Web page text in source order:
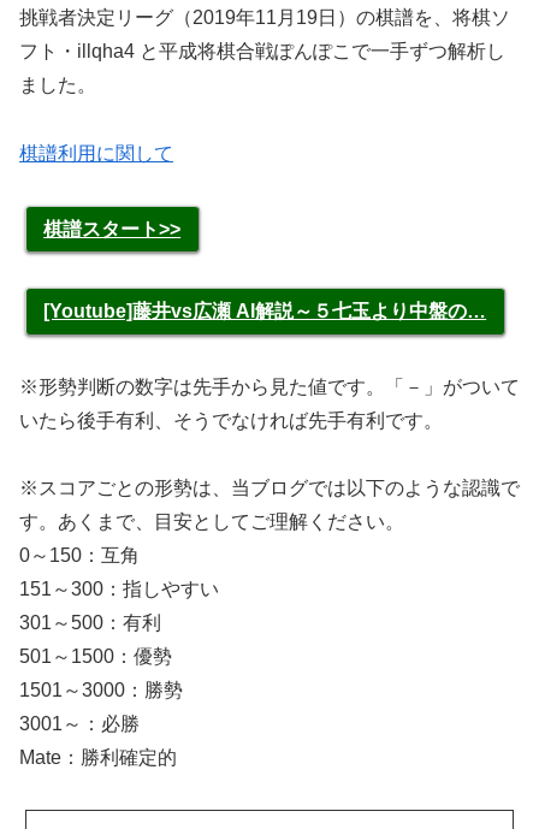
挑戦者決定リーグ（2019年11月19日）の棋譜を、将棋ソ
フト・illqha4 と平成将棋合戦ぽんぽこで一手ずつ解析し
ました。
棋譜利用に関して
棋譜スタート>>
[Youtube]藤井vs広瀬 AI解説～５七玉より中盤の…
※形勢判断の数字は先手から見た値です。「－」がついて
いたら後手有利、そうでなければ先手有利です。
※スコアごとの形勢は、当ブログでは以下のような認識で
す。あくまで、目安としてご理解ください。
0～150：互角
151～300：指しやすい
301～500：有利
501～1500：優勢
1501～3000：勝勢
3001～：必勝
Mate：勝利確定的